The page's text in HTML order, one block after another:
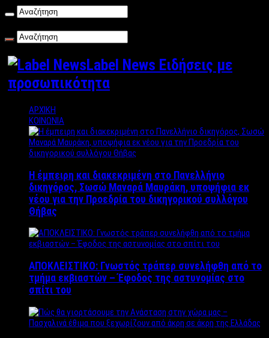
Label News Ειδήσεις με
προσωπικότητα
ΑΡΧΙΚΗ
ΚΟΙΝΩΝΙΑ
Η έμπειρη και διακεκριμένη στο Πανελλήνιο
δικηγόρος, Σωσώ Μαναρά Μαυράκη, υποψήφια εκ
νέου για την Προεδρία του δικηγορικού συλλόγου
Θήβας
ΑΠΟΚΛΕΙΣΤΙΚΟ: Γνωστός τράπερ συνελήφθη από το
τμήμα εκβιαστών – Έφοδος της αστυνομίας στο
σπίτι του